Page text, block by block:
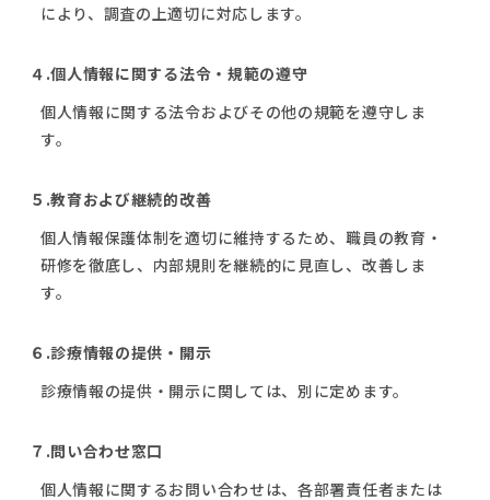
により、調査の上適切に対応します。
４.個人情報に関する法令・規範の遵守
個人情報に関する法令およびその他の規範を遵守しま
す。
５.教育および継続的改善
個人情報保護体制を適切に維持するため、職員の教育・
研修を徹底し、内部規則を継続的に見直し、改善しま
す。
６.診療情報の提供・開示
診療情報の提供・開示に関しては、別に定めます。
７.問い合わせ窓口
個人情報に関するお問い合わせは、各部署責任者または